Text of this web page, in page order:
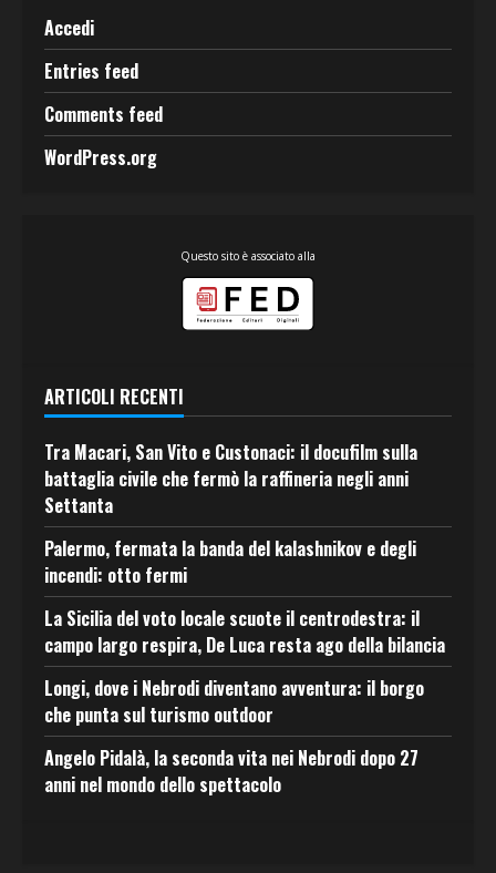
Accedi
Entries feed
Comments feed
WordPress.org
Questo sito è associato alla
ARTICOLI RECENTI
Tra Macari, San Vito e Custonaci: il docufilm sulla
battaglia civile che fermò la raffineria negli anni
Settanta
Palermo, fermata la banda del kalashnikov e degli
incendi: otto fermi
La Sicilia del voto locale scuote il centrodestra: il
campo largo respira, De Luca resta ago della bilancia
Longi, dove i Nebrodi diventano avventura: il borgo
che punta sul turismo outdoor
Angelo Pidalà, la seconda vita nei Nebrodi dopo 27
anni nel mondo dello spettacolo